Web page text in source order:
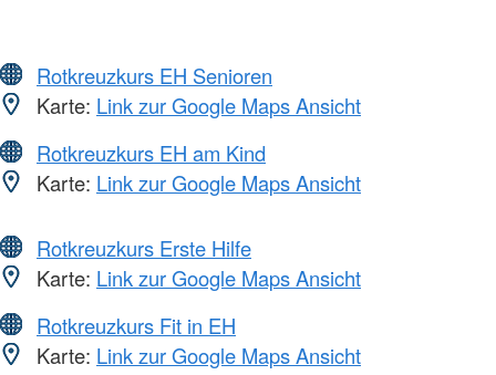
Rotkreuzkurs EH Senioren
Karte: Link zur Google Maps Ansicht
Rotkreuzkurs EH am Kind
Karte: Link zur Google Maps Ansicht
Rotkreuzkurs Erste Hilfe
Karte: Link zur Google Maps Ansicht
Rotkreuzkurs Fit in EH
Karte: Link zur Google Maps Ansicht